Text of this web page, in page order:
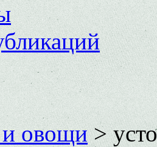
и овощи>